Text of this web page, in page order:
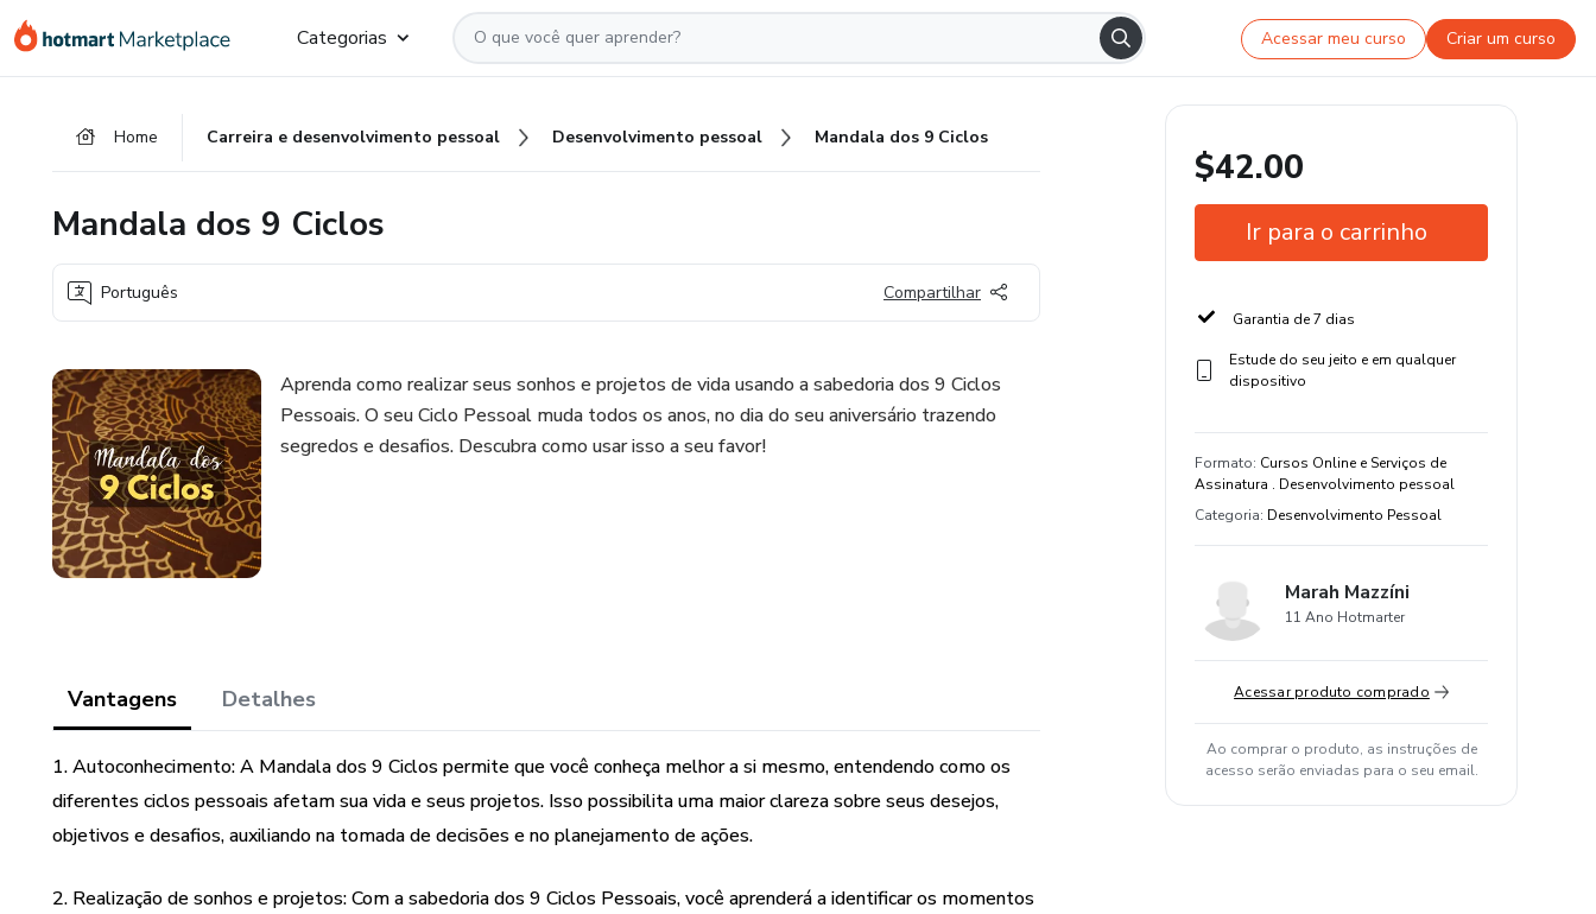
para
para
para
Categorias Acessar meu curso Criar um curso
Home Carreira e desenvolvimento pessoal Desenvolvimento pessoal Mandala dos 9 Ciclos
Mandala dos 9 Ciclos
Português Compartilhar
Aprenda como realizar seus sonhos e projetos de vida usando a sabedoria dos 9 Ciclos
Pessoais. O seu Ciclo Pessoal muda todos os anos, no dia do seu aniversário trazendo
segredos e desafios. Descubra como usar isso a seu favor!
Vantagens Detalhes
1. Autoconhecimento: A Mandala dos 9 Ciclos permite que você conheça melhor a si mesmo, entendendo como os
diferentes ciclos pessoais afetam sua vida e seus projetos. Isso possibilita uma maior clareza sobre seus desejos,
objetivos e desafios, auxiliando na tomada de decisões e no planejamento de ações.
2. Realização de sonhos e projetos: Com a sabedoria dos 9 Ciclos Pessoais, você aprenderá a identificar os momentos
$42.00
Ir para o carrinho
Garantia de 7 dias
Estude do seu jeito e em qualquer
dispositivo
Formato: Cursos Online e Serviços de
Assinatura . Desenvolvimento pessoal
Categoria: Desenvolvimento Pessoal
Marah Mazzíni
11 Ano Hotmarter
Acessar produto comprado
Ao comprar o produto, as instruções de
acesso serão enviadas para o seu email.